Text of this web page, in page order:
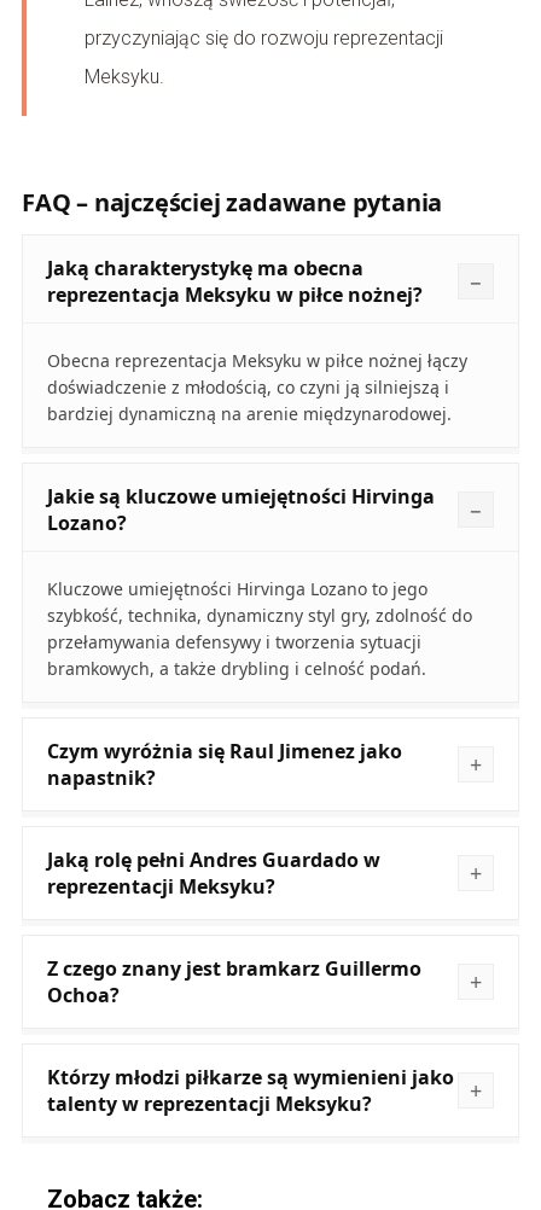
przyczyniając się do rozwoju reprezentacji
Meksyku.
FAQ – najczęściej zadawane pytania
Jaką charakterystykę ma obecna
reprezentacja Meksyku w piłce nożnej?
Obecna reprezentacja Meksyku w piłce nożnej łączy
doświadczenie z młodością, co czyni ją silniejszą i
bardziej dynamiczną na arenie międzynarodowej.
Jakie są kluczowe umiejętności Hirvinga
Lozano?
Kluczowe umiejętności Hirvinga Lozano to jego
szybkość, technika, dynamiczny styl gry, zdolność do
przełamywania defensywy i tworzenia sytuacji
bramkowych, a także drybling i celność podań.
Czym wyróżnia się Raul Jimenez jako
napastnik?
Jaką rolę pełni Andres Guardado w
reprezentacji Meksyku?
Z czego znany jest bramkarz Guillermo
Ochoa?
Którzy młodzi piłkarze są wymienieni jako
talenty w reprezentacji Meksyku?
Zobacz także: